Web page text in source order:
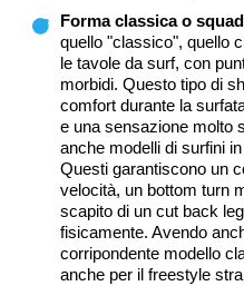
Forma classica o
quello "classico", quello
le tavole da surf, con
morbidi. Questo tipo di
comfort durante la
e una sensazione molto
anche modelli di surfini
Questi garantiscono un
velocità, un bottom turn
scapito di un cut back
fisicamente. Avendo
corripondente modello
anche per il freestyle